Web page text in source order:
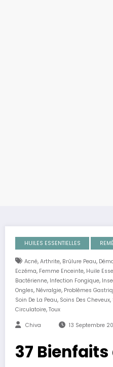
HUILES ESSENTIELLES
Acné, Arthrite, Brûlure Peau,
Eczéma, Femme Enceinte, Huile
Bactérienne, Infection Fongique,
Ongles, Névralgie, Problèmes
Soin De La Peau, Soins Des Cheveux,
Circulatoire, Toux
Chiva 13 Septembre
37